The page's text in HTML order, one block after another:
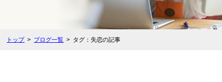
トップ ブログ一覧 タグ：失恋の記事